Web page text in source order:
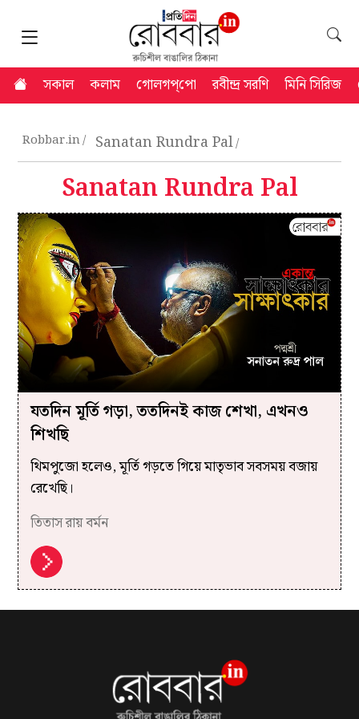
সকাল কলাম গোলগপ্‌পো রবীন্দ্র সরণি মিনি সিরিজ
Robbar.in Sanatan Rundra Pal
Sanatan Rundra Pal
যতদিন মূর্তি গড়া, ততদিনই কাজ শেখা, এখনও
শিখছি
থিমপুজো হলেও, মূর্তি গড়তে গিয়ে মাতৃভাব সবসময় বজায়
রেখেছি।
তিতাস রায় বর্মন